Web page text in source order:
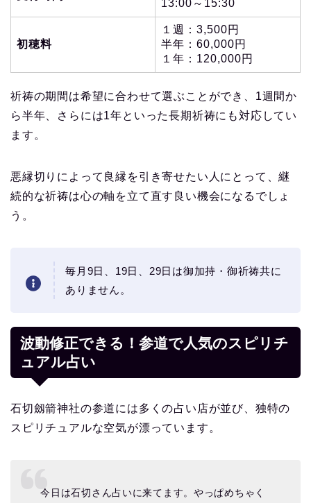
13:00～15:30
初穂料
１週：3,500円
半年：60,000円
１年：120,000円
祈祷の期間は希望に合わせて選ぶことができ、1週間か
ら半年、さらには1年といった長期祈祷にも対応してい
ます。
悪縁切りによって良縁を引き寄せたい人にとって、継
続的な祈祷は心の軸を立て直す良い機会になるでしょ
う。
毎月9日、19日、29日は御加持・御祈祷共に
ありません。
波動修正できる！参道で人気のスピリチ
ュアル占い
石切劔箭神社の参道には多くの占い店が並び、独特の
スピリチュアルな空気が漂っています。
今日は石切さん占いに来てます。やっぱめちゃく